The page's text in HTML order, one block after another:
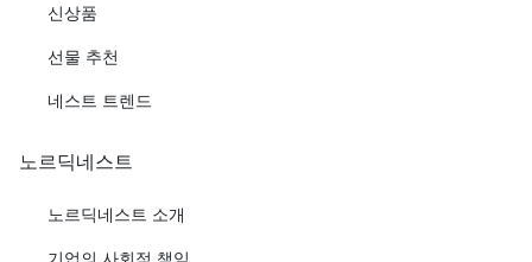
신상품
선물 추천
네스트 트렌드
노르딕네스트
노르딕네스트 소개
기업의 사회적 책임